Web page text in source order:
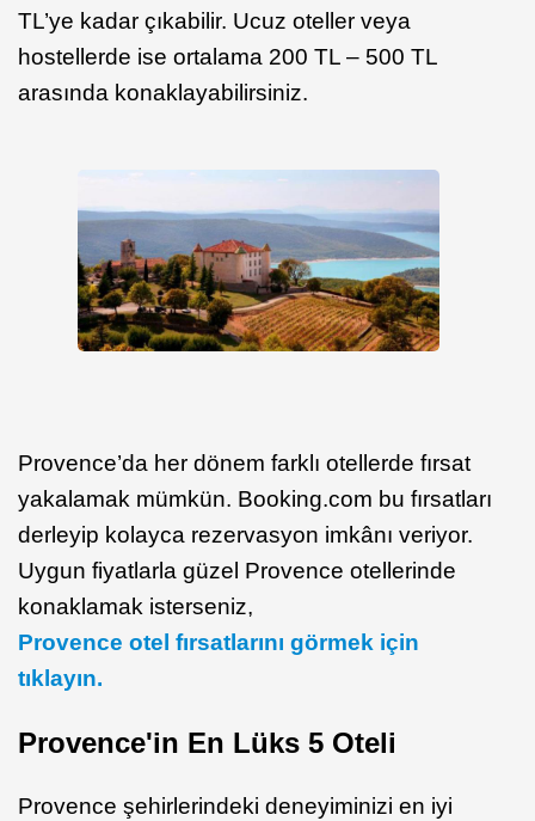
TL’ye kadar çıkabilir. Ucuz oteller veya
hostellerde ise ortalama 200 TL – 500 TL
arasında konaklayabilirsiniz.
Provence’da her dönem farklı otellerde fırsat
yakalamak mümkün. Booking.com bu fırsatları
derleyip kolayca rezervasyon imkânı veriyor.
Uygun fiyatlarla güzel Provence otellerinde
konaklamak isterseniz,
Provence otel fırsatlarını görmek için
tıklayın.
Provence'in En Lüks 5 Oteli
Provence şehirlerindeki deneyiminizi en iyi